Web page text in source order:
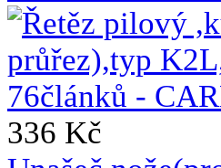
336 Kč